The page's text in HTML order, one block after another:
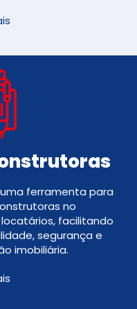
ferramenta para
no
facilitando
segurança e
imobiliária.